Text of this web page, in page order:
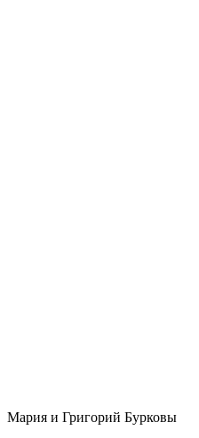
Мария и Григорий Бурковы